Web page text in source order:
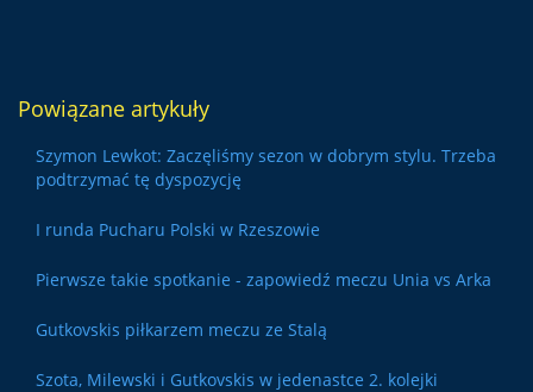
Powiązane artykuły
Szymon Lewkot: Zaczęliśmy sezon w dobrym stylu. Trzeba
podtrzymać tę dyspozycję
I runda Pucharu Polski w Rzeszowie
Pierwsze takie spotkanie - zapowiedź meczu Unia vs Arka
Gutkovskis piłkarzem meczu ze Stalą
Szota, Milewski i Gutkovskis w jedenastce 2. kolejki